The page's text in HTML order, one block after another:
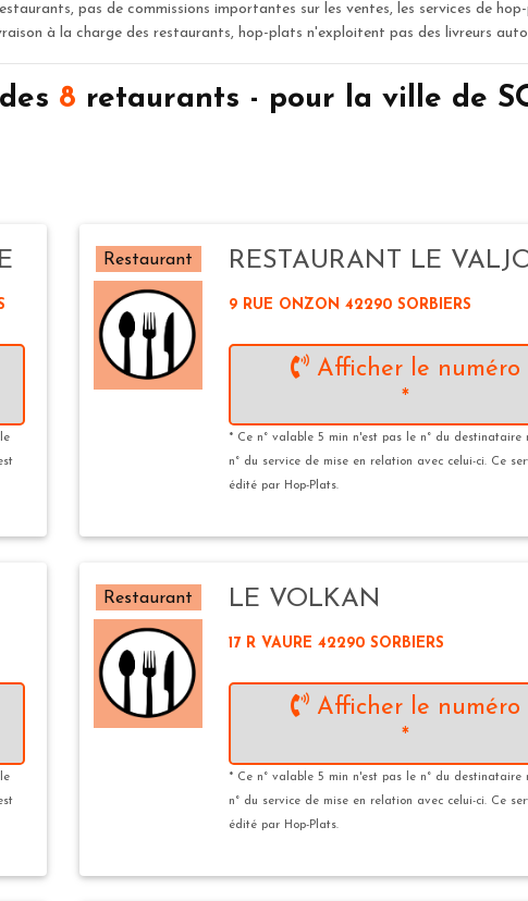
pas de commissions importantes sur les ventes, les services de
à la charge des restaurants, hop-plats n'exploitent pas des livreurs
8 retaurants - pour la ville de
Restaurant RESTAURANT LE
9 RUE ONZON 42290 SORBIERS
Afficher le numéro
*
* Ce n° valable 5 min n'est pas le n° du destinataire
n° du service de mise en relation avec celui-ci. Ce
édité par Hop-Plats.
Restaurant LE VOLKAN
17 R VAURE 42290 SORBIERS
Afficher le numéro
*
* Ce n° valable 5 min n'est pas le n° du destinataire
n° du service de mise en relation avec celui-ci. Ce
édité par Hop-Plats.